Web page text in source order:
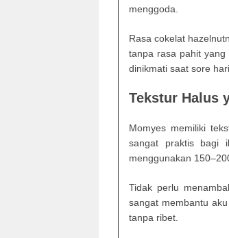
menggoda.
Rasa cokelat
tanpa rasa pahit
dinikmati saat sore
Tekstur Halus
Momyes memiliki
sangat praktis bagi
menggunakan
Tidak perlu
sangat membantu
tanpa ribet.